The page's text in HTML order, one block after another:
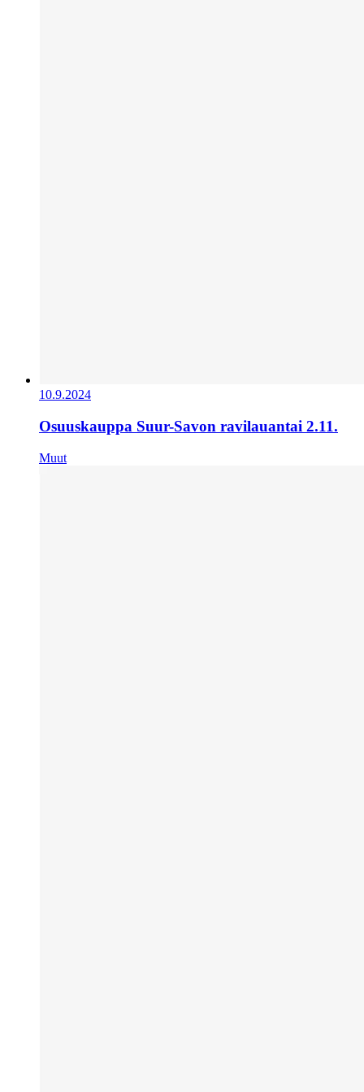
10.9.2024
Osuuskauppa Suur-Savon ravilauantai 2.11.
Muut